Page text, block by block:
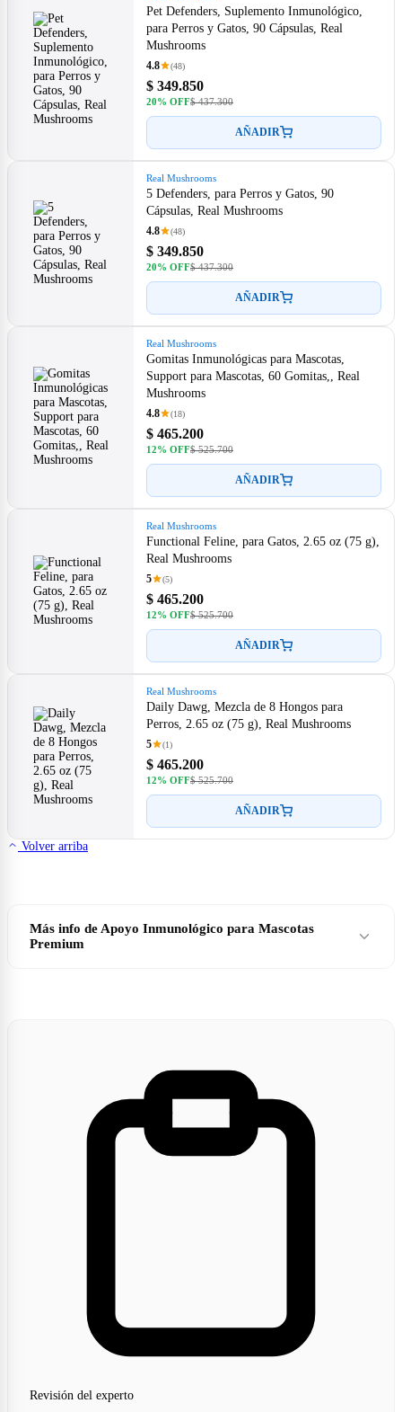
Pet Defenders, Suplemento Inmunológico,
para Perros y Gatos, 90 Cápsulas, Real
Mushrooms
4.8 (48)
$ 349.850
20% OFF$ 437.300
AÑADIR
Real Mushrooms
5 Defenders, para Perros y Gatos, 90
Cápsulas, Real Mushrooms
4.8 (48)
$ 349.850
20% OFF$ 437.300
AÑADIR
Real Mushrooms
Gomitas Inmunológicas para Mascotas,
Support para Mascotas, 60 Gomitas,, Real
Mushrooms
4.8 (18)
$ 465.200
12% OFF$ 525.700
AÑADIR
Real Mushrooms
Functional Feline, para Gatos, 2.65 oz (75 g),
Real Mushrooms
5 (5)
$ 465.200
12% OFF$ 525.700
AÑADIR
Real Mushrooms
Daily Dawg, Mezcla de 8 Hongos para
Perros, 2.65 oz (75 g), Real Mushrooms
5 (1)
$ 465.200
12% OFF$ 525.700
AÑADIR
Volver arriba
Más info de Apoyo Inmunológico para Mascotas
Premium
Revisión del experto